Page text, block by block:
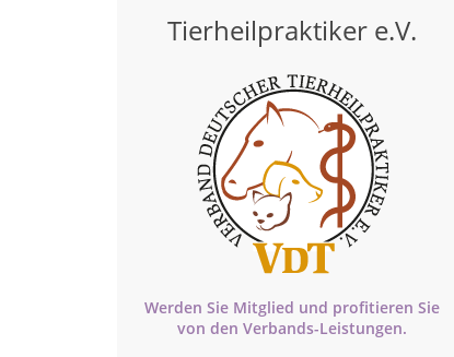
Tierheilpraktiker e.V.
Werden Sie Mitglied und profitieren Sie
von den Verbands-Leistungen.